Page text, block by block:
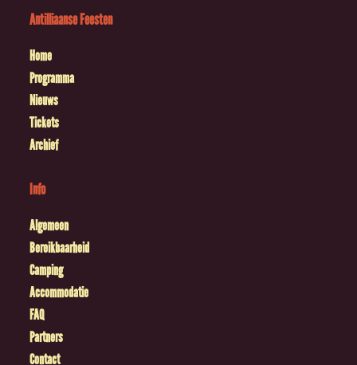
Antilliaanse Feesten
Home
Programma
Nieuws
Tickets
Archief
Info
Algemeen
Bereikbaarheid
Camping
Accommodatie
FAQ
Partners
Contact